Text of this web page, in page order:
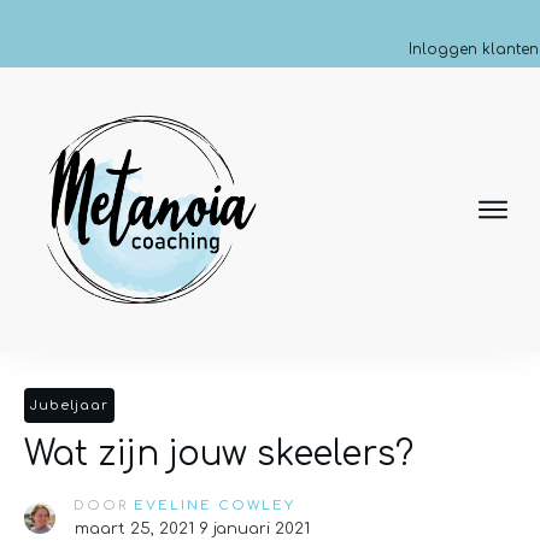
Inloggen klanten
Jubeljaar
Wat zijn jouw skeelers?
DOOR EVELINE COWLEY
maart 25, 2021 9 januari 2021